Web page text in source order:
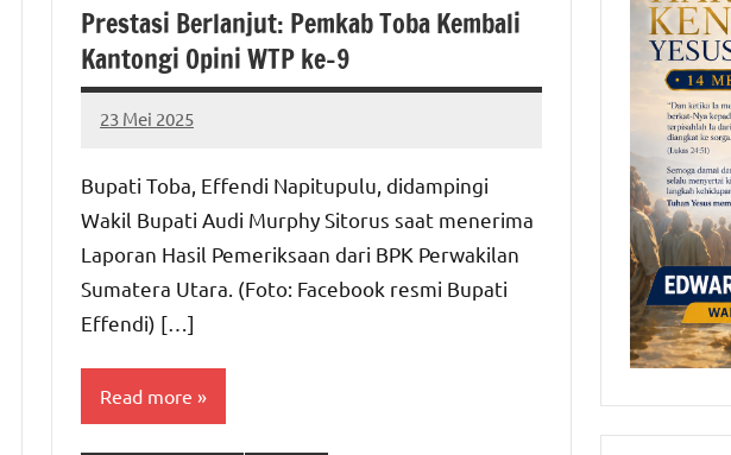
Prestasi Berlanjut: Pemkab Toba Kembali
Kantongi Opini WTP ke-9
23 Mei 2025
MEPAGO
No
Bupati Toba, Effendi Napitupulu, didampingi
Wakil Bupati Audi Murphy Sitorus saat menerima
Laporan Hasil Pemeriksaan dari BPK Perwakilan
Sumatera Utara. (Foto: Facebook resmi Bupati
Effendi) […]
Read more